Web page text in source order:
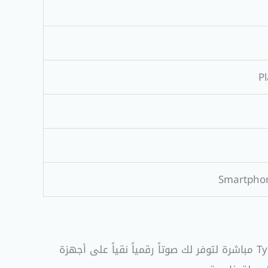
مع اتجاه الشركات لإلغاء منفذ 3.5mm، تأتي هذه السماعة بمنفذ Type-C مباشرة لتوفر لك صوتاً رقمياً نقياً على أجهزة